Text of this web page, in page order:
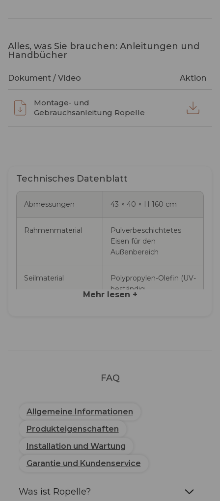
Alles, was Sie brauchen: Anleitungen und
Handbücher
Dokument / Video Aktion
Montage- und
Gebrauchsanleitung Ropelle
Technisches Datenblatt
Abmessungen 43 × 40 × H 160 cm
Rahmenmaterial
Pulverbeschichtetes
Eisen für den
Außenbereich
Seilmaterial
Polypropylen-Olefin (UV-
beständig,
schimmelresistent,
Integriert, Durchmesser
15 cm
Akku Lithium 1800 mAh
Licht)
Mehr lesen +
FAQ
Allgemeine Informationen
Produkteigenschaften
Installation und Wartung
Garantie und Kundenservice
Was ist Ropelle?